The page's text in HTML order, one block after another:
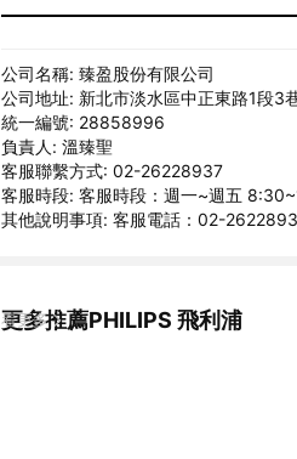
公司名稱: 臻盈股份有限公司
公司地址: 新北市淡水區中正東路1段3
統一編號: 28858996
負責人: 溫臻聖
客服聯繫方式: 02-26228937
客服時段: 客服時段：週一~週五
其他說明事項: 客服電話：02-
更多推薦PHILIPS 飛利浦
看更多